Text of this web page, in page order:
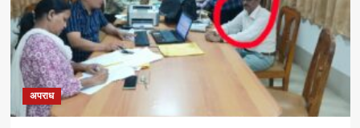
अपराध